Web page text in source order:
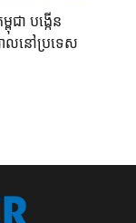
ា បង្កើន
ាលនៅប្រទេស